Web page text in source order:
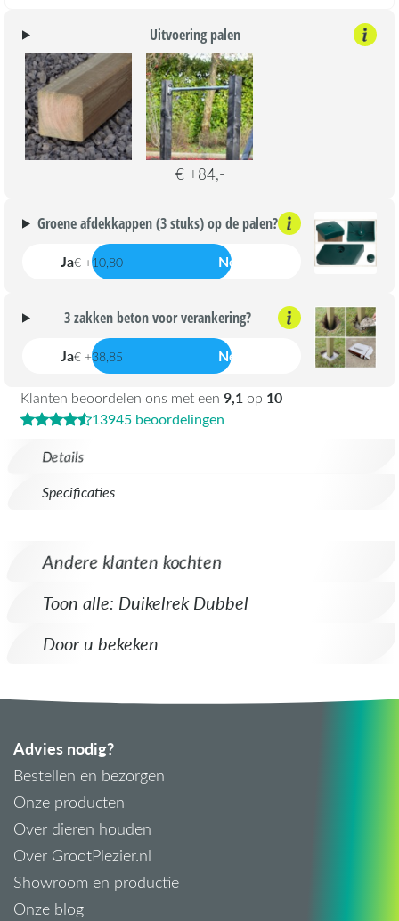
Details
Specificaties
Klanten beoordelen ons met een 9,1 op 10
13945 beoordelingen
Uitvoering palen
€ +84,-
Groene afdekkappen (3 stuks) op de palen?
Ja€ +10,80 Nee
3 zakken beton voor verankering?
Ja€ +38,85 Nee
Andere klanten kochten
Toon alle: Duikelrek Dubbel
Door u bekeken
Advies nodig?
Bestellen en bezorgen
Onze producten
Over dieren houden
Over GrootPlezier.nl
Showroom en productie
Onze blog